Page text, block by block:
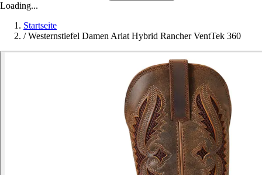
Loading...
Startseite
/ Westernstiefel Damen Ariat Hybrid Rancher VentTek 360